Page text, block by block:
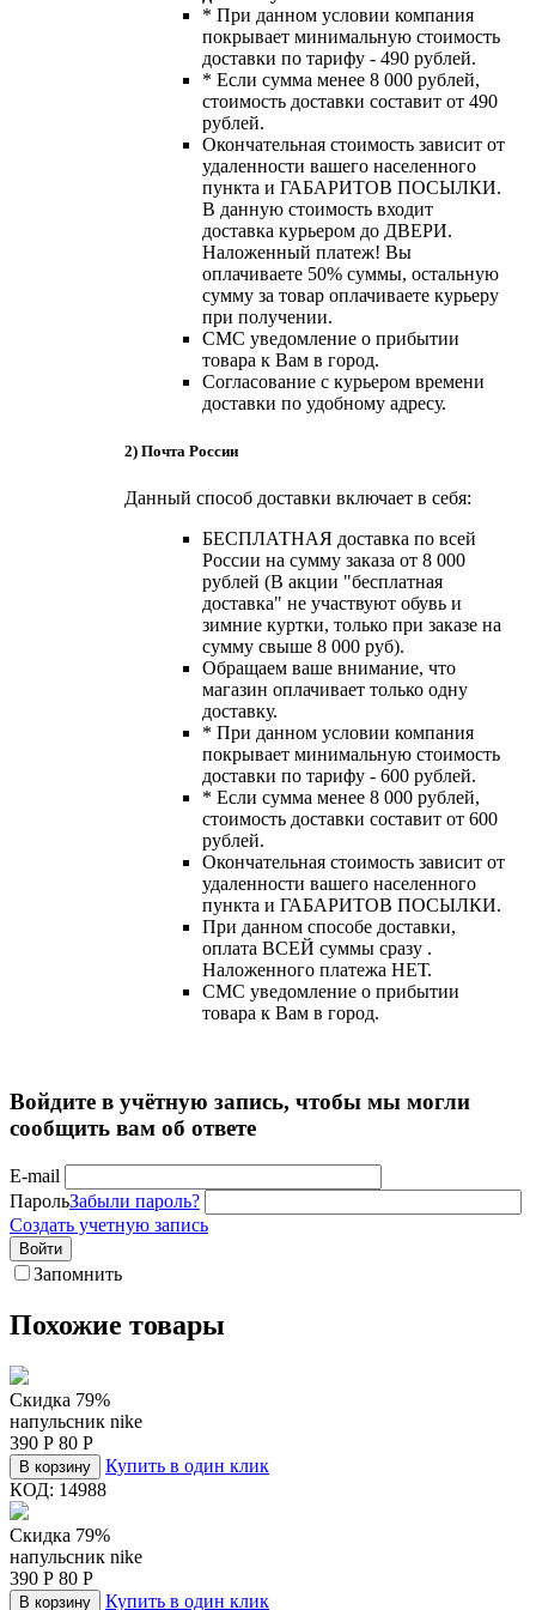
* При данном условии компания
покрывает минимальную стоимость
доставки по тарифу - 490 рублей.
* Если сумма менее 8 000 рублей,
стоимость доставки составит от 490
рублей.
Окончательная стоимость зависит от
удаленности вашего населенного
пункта и ГАБАРИТОВ ПОСЫЛКИ.
В данную стоимость входит
доставка курьером до ДВЕРИ.
Наложенный платеж! Вы
оплачиваете 50% суммы, остальную
сумму за товар оплачиваете курьеру
при получении.
СМС уведомление о прибытии
товара к Вам в город.
Согласование с курьером времени
доставки по удобному адресу.
2) Почта России
Данный способ доставки включает в себя:
БЕСПЛАТНАЯ доставка по всей
России на сумму заказа от 8 000
рублей (В акции "бесплатная
доставка" не участвуют обувь и
зимние куртки, только при заказе на
сумму свыше 8 000 руб).
Обращаем ваше внимание, что
магазин оплачивает только одну
доставку.
* При данном условии компания
покрывает минимальную стоимость
доставки по тарифу - 600 рублей.
* Если сумма менее 8 000 рублей,
стоимость доставки составит от 600
рублей.
Окончательная стоимость зависит от
удаленности вашего населенного
пункта и ГАБАРИТОВ ПОСЫЛКИ.
При данном способе доставки,
оплата ВСЕЙ суммы сразу .
Наложенного платежа НЕТ.
СМС уведомление о прибытии
товара к Вам в город.
Войдите в учётную запись, чтобы мы могли
сообщить вам об ответе
E-mail
ПарольЗабыли пароль?
Создать учетную запись
Войти
Запомнить
Похожие товары
Скидка 79%
напульсник nike
390 Р 80 Р
В корзину
Купить в один клик
КОД: 14988
Скидка 79%
напульсник nike
390 Р 80 Р
В корзину Купить в один клик